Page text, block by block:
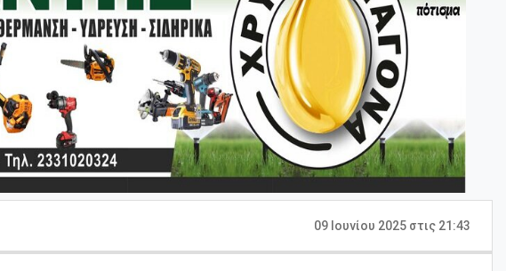
09 Ιουνίου 2025 στις 21:43